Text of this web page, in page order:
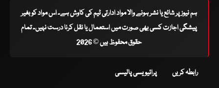
ہم نیوز پر شائع یا نشر ہونے والا مواد ادارتی ٹیم کی کاوش ہے۔ اس مواد کو بغیر
پیشگی اجازت کسی بھی صورت میں استعمال یا نقل کرنا درست نہیں۔ تمام
حقوق محفوظ ہیں © 2026
رابطہ کریں پرائیویسی پالیسی